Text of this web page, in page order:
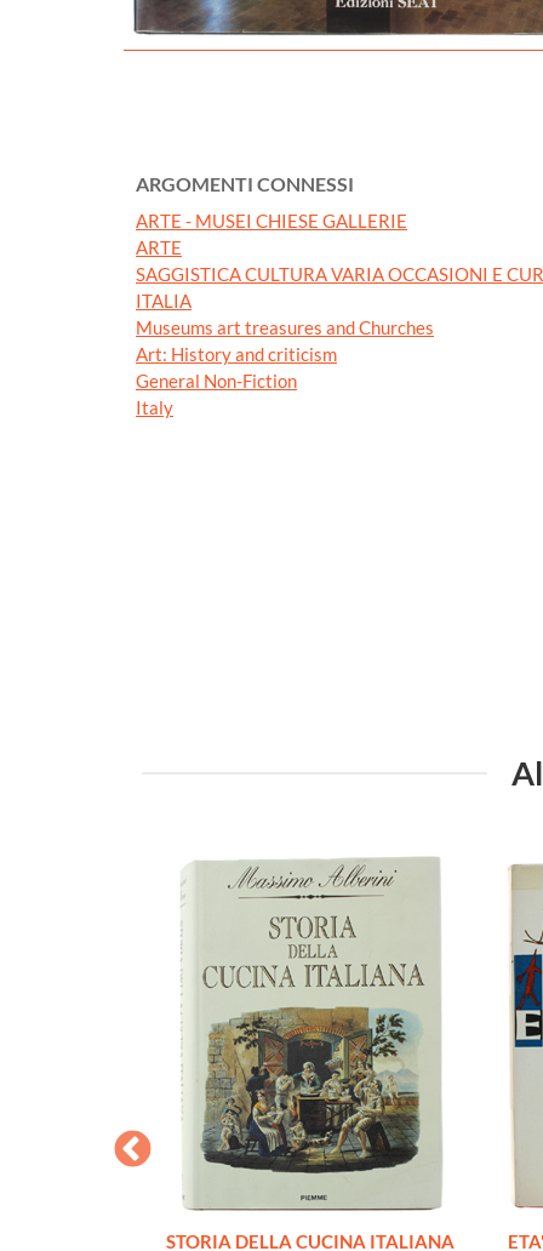
ARGOMENTI CONNESSI
ARTE - MUSEI CHIESE GALLERIE
ARTE
SAGGISTICA CULTURA VARIA OCCASIONI E
ITALIA
Museums art treasures and Churches
Art: History and criticism
General Non-Fiction
Italy
STORIA DELLA CUCINA ITALIANA